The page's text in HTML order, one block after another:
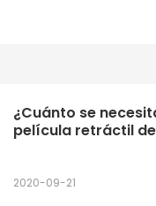
¿Cuánto se
película retráctil de
2020-09-21